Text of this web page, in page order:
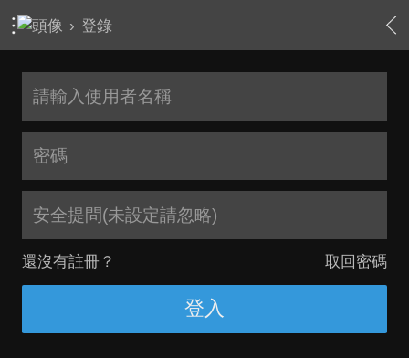
› 登錄
安全提問(未設定請忽略)
還沒有註冊？ 取回密碼
登入